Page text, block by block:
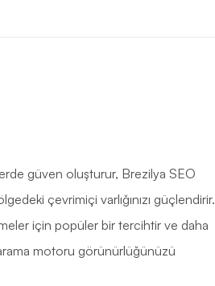
güven oluşturur, Brezilya SEO
çevrimiçi varlığınızı güçlendirir.
için popüler bir tercihtir ve daha
motoru görünürlüğünüzü